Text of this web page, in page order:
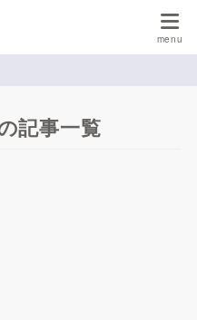
記事一覧